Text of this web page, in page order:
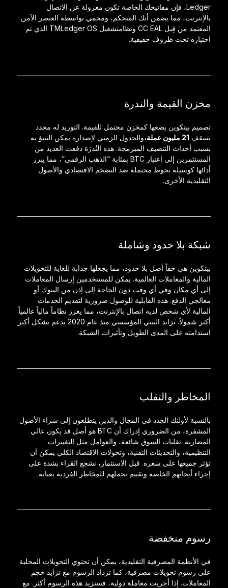
Ledger، فإن مفاتيحك الخاصة تكون معزولة عن الاتصال
بالإنترنت، مما يضمن أنك المتحكم، ومحمي بواسطة العنصر الآمن
المعتمد من قِبل CC EAL ونظام
تشغيل TM Ledger OS الذي تم
اختباره تحت ظروف حقيقية.
مخزن القيمة والندرة
تصميم بيتكوين يضعها كمخزن محتمل للقيمة. التوريد له محدد
بسقف 21 مليون عملة،
والجدول الزمني لإصداره يمكن التنبؤ به
بسبب أحداث التنصيف المبرمجة. هذه النُدرَة دفعت العديد من
المستثمرين إلى اعتبار BTC بمثابة “الذهب الرقمي”، مما يبرز
أدائها كوسيلة تحوط محتملة ضد التضخم الاقتصادي والأصول
التقليدية الأخرى.
شبكة بلا حدود وشاملة
بيتكوين هي حقاً أصل بلا حدود، مما يجعلها جذابة للغاية للتحويلات
المالية والمعاملات العالمية. يمكن للمستخدمين إرسال المعاملات
إلى أي مكان وفي أي وقت دون الحاجة إلى إذن من البنوك أو
معالجي الدفع. هذه القابلية للوصول ضرورية لتقديم الخدمات
المالية لأي شخص لديه اتصال بالإنترنت، مما يعزز نظاماً مالياً عالمياً
أكثر شمولاً. تزايد التبني المؤسسي منذ عام 2020 يدعم بشكل أكبر
استدامته على المدى الطويل وتأثيرات الشبكة.
المخاطر والتقلب
بالنسبة لأولئك الجدد في المجال والذين يتطلعون إلى شراء الأصول
المشفرة، من الضروري إدراك أن BTC هو أصل قد يكون عالي
المضاربة. تقلبات السوق شائعة، والعوامل مثل التغييرات
التنظيمية، والتحديثات التقنية، وتحولات الاقتصاد الكلي يمكن أن
تؤثر جميعها على سعره. قبل الاستثمار، نشجع القراء بشدة على
إجراء أبحاثهم الخاصة وتقييم تحملهم للمخاطر الفردية بعناية.
رسوم منخفضة
في الأنظمة المصرفية التقليدية، يمكن أن تحتوي التحويلات المحلية
على رسوم تحويلات مصرفية، كما تزداد الرسوم مع تزايد حجم
المعاملات. إذا أجريت معاملة دولية، فستزيد هذه الرسوم أكثر. مع